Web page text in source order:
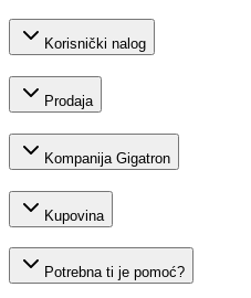
Korisnički nalog
Prodaja
Kompanija Gigatron
Kupovina
Potrebna ti je pomoć?